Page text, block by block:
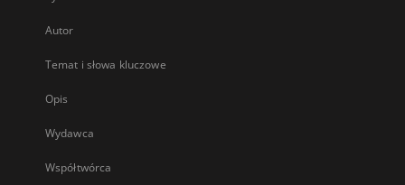
Autor
Temat i słowa kluczowe
Opis
Wydawca
Współtwórca